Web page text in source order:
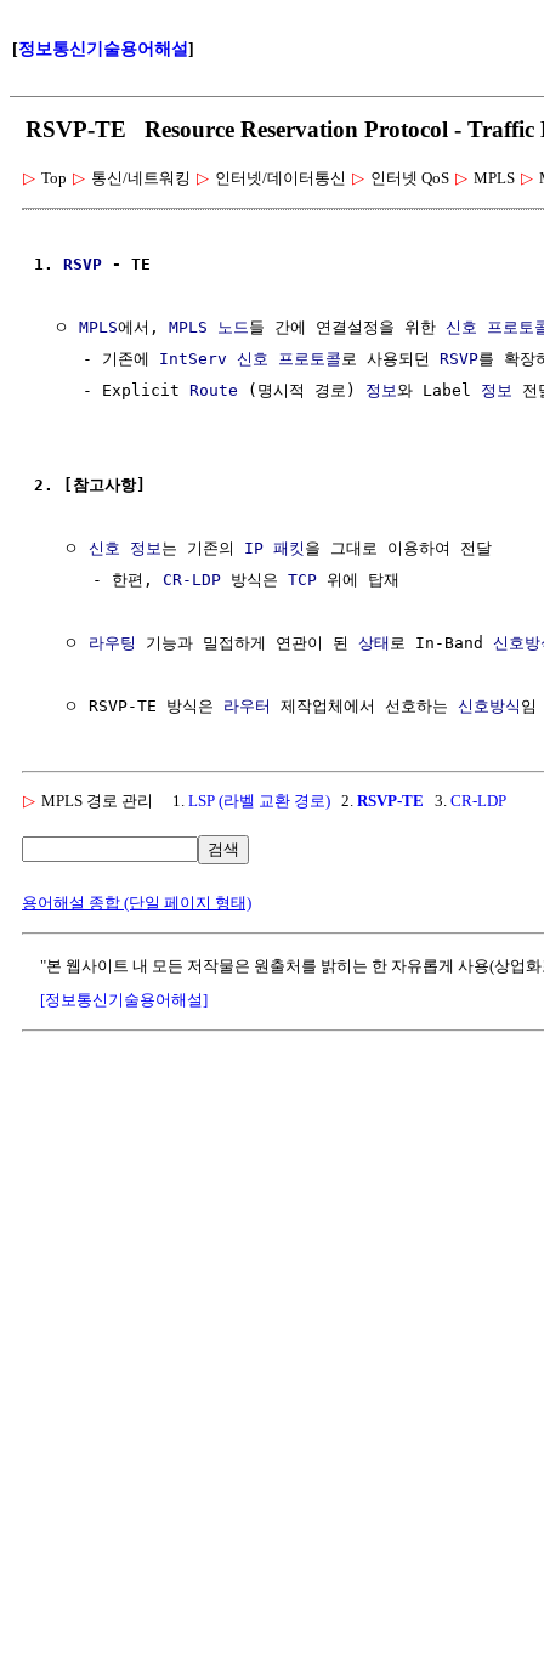
[정보통신기술용어해설]
RSVP-TE Resource Reservation Protocol -
▷ Top ▷ 통신/네트워킹 ▷ 인터넷/데이터통신 ▷ 인터넷 QoS ▷ MPLS ▷
1. RSVP - TE
  ㅇ
MPLS에서, MPLS 노드 들 간에 연결설정을 위한 신호 프로토
     - 기존에
IntServ 신호 프로토콜 로 사용되던 RSVP를 확장
     - Explicit
Route (명시적 경로) 정보와 Label 정보 전
2. [참고사항]
   ㅇ
신호 정보 는 기존의 IP 패킷 을 그대로 이용하여 전달
      - 한편,
CR-LDP 방식은 TCP 위에 탑재
   ㅇ
라우팅 기능과 밀접하게 연관이 된 상태 로 In-Band 신호방
   ㅇ RSVP-TE 방식은
라우터 제작업체에서 선호하는 신호방식
▷ MPLS 경로 관리 1. LSP (라벨 교환 경로) 2. RSVP-TE 3. CR-LDP
검색
용어해설 종합 (단일 페이지 형태)
"본 웹사이트 내 모든 저작물은 원출처를 밝히는 한 자유롭게 사용(상업
[정보통신기술용어해설]